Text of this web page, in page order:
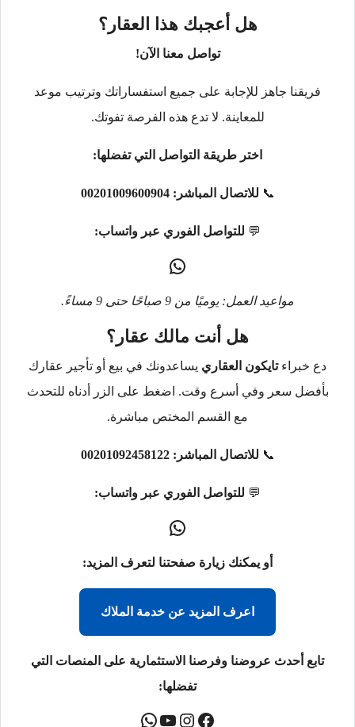
هل أعجبك هذا العقار؟
تواصل معنا الآن!
فريقنا جاهز للإجابة على جميع استفساراتك وترتيب موعد
للمعاينة. لا تدع هذه الفرصة تفوتك.
اختر طريقة التواصل التي تفضلها:
📞 للاتصال المباشر: 00201009600904
💬 للتواصل الفوري عبر واتساب:
مواعيد العمل: يوميًا من 9 صباحًا حتى 9 مساءً.
هل أنت مالك عقار؟
دع خبراءتايكون العقاري يساعدونك في بيع أو تأجير عقارك
بأفضل سعر وفي أسرع وقت. اضغط على الزر أدناه للتحدث
مع القسم المختص مباشرة.
📞 للاتصال المباشر: 00201092458122
💬 للتواصل الفوري عبر واتساب:
أو يمكنك زيارة صفحتنا لتعرف المزيد:
اعرف المزيد عن خدمة الملاك
تابع أحدث عروضنا وفرصنا الاستثمارية على المنصات التي
تفضلها: